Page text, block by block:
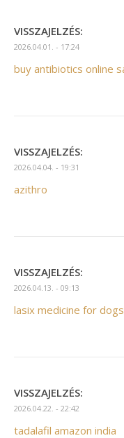
VISSZAJELZÉS:
2026.04.01. - 17:24
buy antibiotics online
VISSZAJELZÉS:
2026.04.04. - 19:31
azithro
VISSZAJELZÉS:
2026.04.13. - 09:13
lasix medicine for dogs
VISSZAJELZÉS:
2026.04.22. - 22:42
tadalafil amazon india